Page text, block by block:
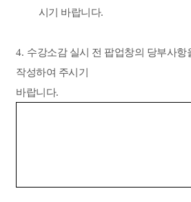
시기 바랍니다.
4. 수강소감 실시 전 팝업창의 당부사항
작성하여 주시기
바랍니다.